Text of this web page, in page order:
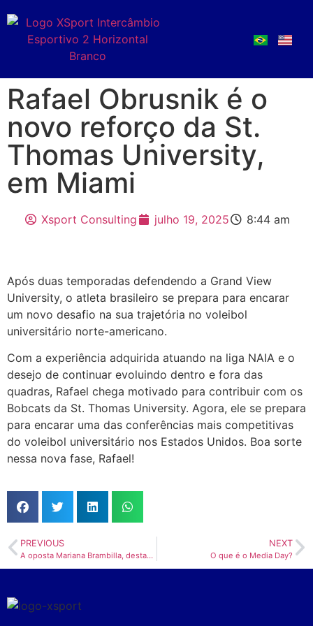
Rafael Obrusnik é o
novo reforço da St.
Thomas University,
em Miami
Xsport Consulting julho 19, 2025 8:44 am
Após duas temporadas defendendo a Grand View
University, o atleta brasileiro se prepara para encarar
um novo desafio na sua trajetória no voleibol
universitário norte-americano.
Com a experiência adquirida atuando na liga NAIA e o
desejo de continuar evoluindo dentro e fora das
quadras, Rafael chega motivado para contribuir com os
Bobcats da St. Thomas University. Agora, ele se prepara
para encarar uma das conferências mais competitivas
do voleibol universitário nos Estados Unidos. Boa sorte
nessa nova fase, Rafael!
PREVIOUS
A oposta Mariana Brambilla, destaque do voleibol universitário dos EUA por Georgia Tech, está oficialmente representando o Brasil nos Jogos Mundiais Universitários (Universíade) 2025!
NEXT
O que é o Media Day?